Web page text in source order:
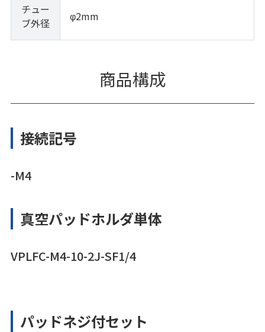
チュー
ブ外径
φ2mm
商品構成
接続記号
-M4
真空パッドホルダ単体
VPLFC-M4-10-2J-SF1/4
パッドネジ付セット